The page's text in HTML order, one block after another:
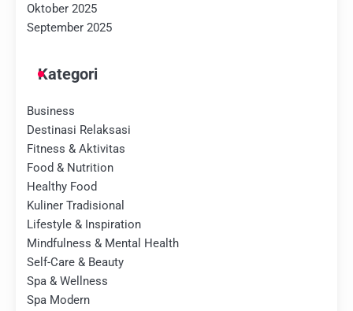
Oktober 2025
September 2025
Kategori
Business
Destinasi Relaksasi
Fitness & Aktivitas
Food & Nutrition
Healthy Food
Kuliner Tradisional
Lifestyle & Inspiration
Mindfulness & Mental Health
Self-Care & Beauty
Spa & Wellness
Spa Modern